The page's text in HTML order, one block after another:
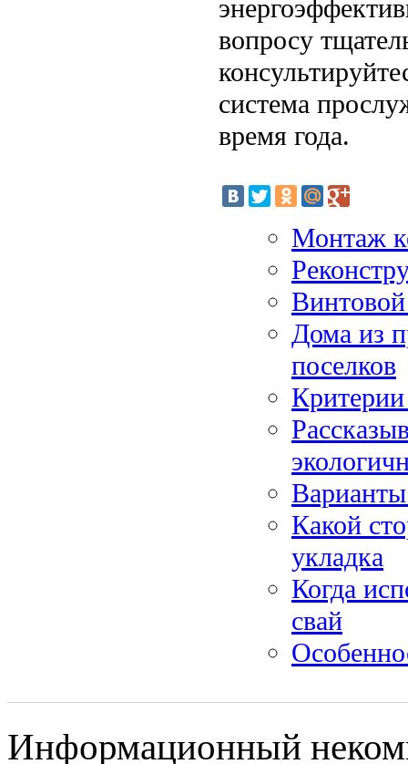
вопросу
система
время года.
Монтаж
Дома из
поселков
Варианты
Какой
укладка
Когда
свай
Информационный